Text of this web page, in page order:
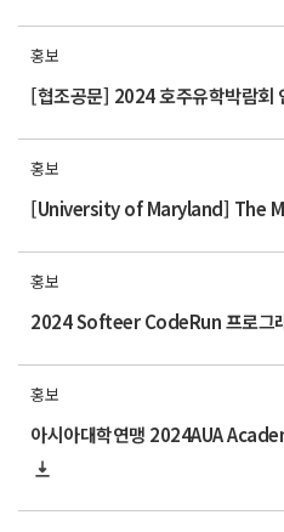
홍보
[협조공문] 2024 호주유학박람
홍보
홍보
2024 Softeer CodeRun 프로그
홍보
아시아대학연맹 2024AUA